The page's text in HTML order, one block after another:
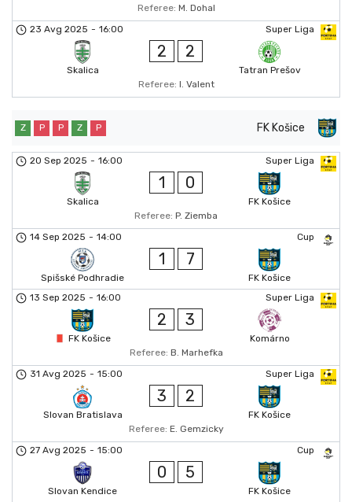
Referee: M. Dohal
Super Liga
23 Avg 2025 - 16:00
Skalica
2 2
Tatran Prešov
Referee: I. Valent
FK Košice
Z P P Z P
Super Liga
20 Sep 2025 - 16:00
Skalica
1 0
FK Košice
Referee: P. Ziemba
Cup
14 Sep 2025 - 14:00
Spišské Podhradie
1 7
FK Košice
Super Liga
13 Sep 2025 - 16:00
FK Košice
2 3
Komárno
Referee: B. Marhefka
Super Liga
31 Avg 2025 - 15:00
Slovan Bratislava
3 2
FK Košice
Referee: E. Gemzicky
Cup
27 Avg 2025 - 15:00
Slovan Kendice
0 5
FK Košice